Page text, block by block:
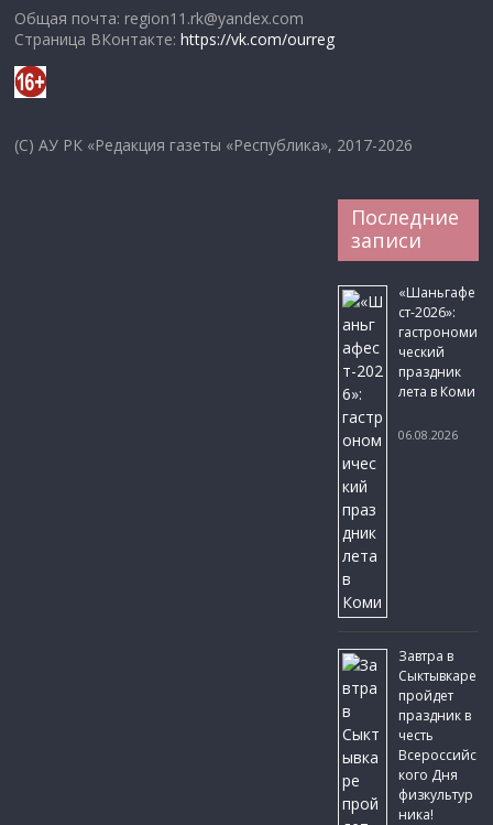
Общая почта: region11.rk@yandex.com
Страница ВКонтакте:https://vk.com/ourreg
(C) АУ РК «Редакция газеты «Республика», 2017-2026
Последние
записи
«Шаньгафе
ст-2026»:
гастрономи
ческий
праздник
лета в Коми
06.08.2026
Завтра в
Сыктывкаре
пройдет
праздник в
честь
Всероссийс
кого Дня
физкультур
ника!